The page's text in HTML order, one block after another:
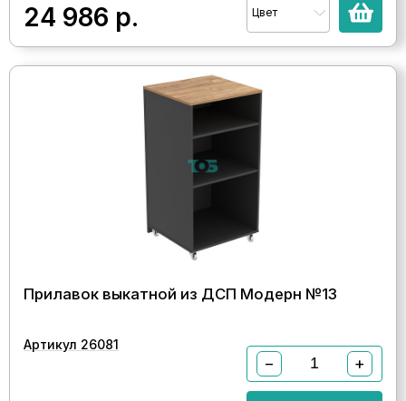
24 986 р. Цвет
Прилавок выкатной из ДСП Модерн №13
Артикул 26081
− +